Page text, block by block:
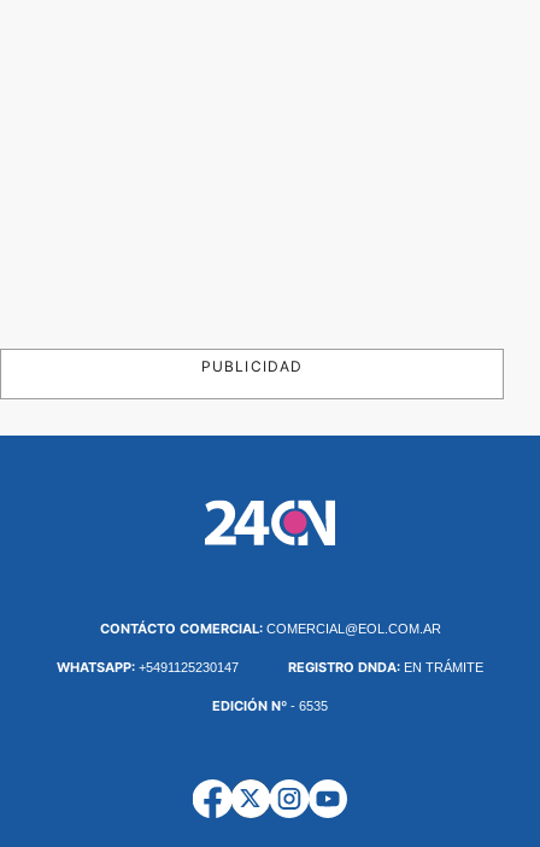
PUBLICIDAD
CONTÁCTO COMERCIAL: COMERCIAL@EOL.COM.AR
WHATSAPP: +5491125230147 REGISTRO DNDA: EN TRÁMITE
EDICIÓN Nº - 6535